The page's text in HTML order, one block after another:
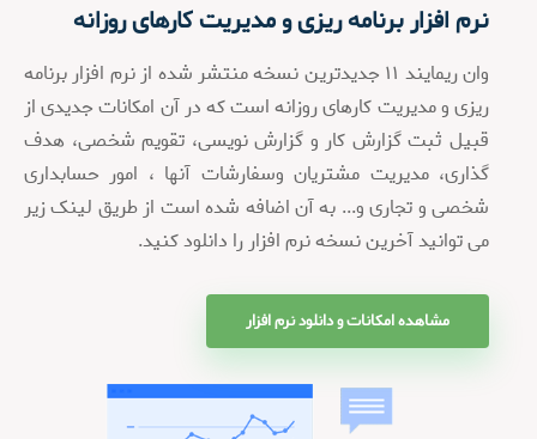
نرم افزار برنامه ریزی و مدیریت کارهای روزانه
وان ریمایند ۱۱ جدیدترین نسخه منتشر شده از نرم افزار برنامه
ریزی و مدیریت کارهای روزانه است که در آن امکانات جدیدی از
قبیل ثبت گزارش کار و گزارش نویسی، تقویم شخصی، هدف
گذاری، مدیریت مشتریان وسفارشات آنها ، امور حسابداری
شخصی و تجاری و... به آن اضافه شده است از طریق لینک زیر
می توانید آخرین نسخه نرم افزار را دانلود کنید.
مشاهده امکانات و دانلود نرم افزار